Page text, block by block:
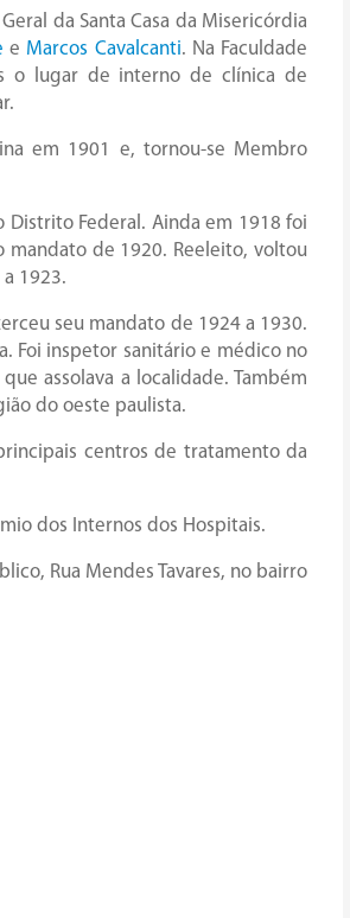
da Santa Casa da Misericórdia
e Marcos Cavalcanti. Na Faculdade
o lugar de interno de clínica de
em 1901 e, tornou-se Membro
Federal. Ainda em 1918 foi
de 1920. Reeleito, voltou
1923.
seu mandato de 1924 a 1930.
Foi inspetor sanitário e médico no
assolava a localidade. Também
do oeste paulista.
centros de tratamento da
dos Internos dos Hospitais.
Rua Mendes Tavares, no bairro